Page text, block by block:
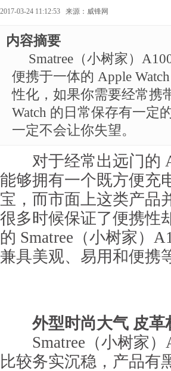
2017-03-24 11:12:53 来源： 威锋网
内容摘要
Smatree（小树家）
便携于一体的 Apple
性化，如果你需要经常携
Watch 的日常保存有一定
一定不会让你失望。
对于经常出远门的
能够拥有一个既方便充
宝，而市面上这类产品
很多时候保证了便携性
的 Smatree（小树家）
兼具美观、易用和便携
外型时尚大气 皮革
Smatree（小树家）
比较务实沉稳，产品有